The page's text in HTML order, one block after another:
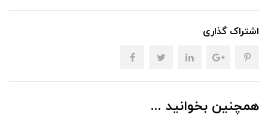
اشتراک گذاری
همچنین بخوانید ...